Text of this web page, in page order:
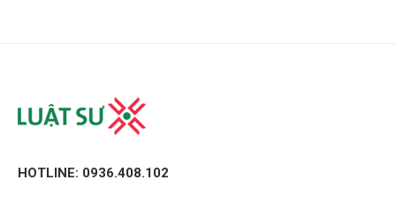
HOTLINE: 0936.408.102